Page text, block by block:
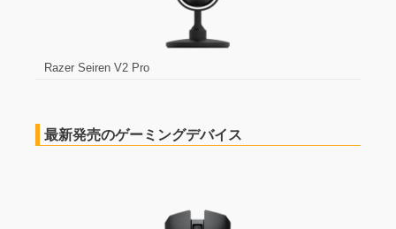
Razer Seiren V2 Pro
最新発売のゲーミングデバイス